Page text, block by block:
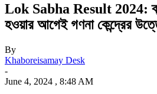
Lok Sabha Result 2024:
হওয়ার আগেই গণনা কেন্দ্রের
By
Khaboreisamay Desk
-
June 4, 2024 , 8:48 AM